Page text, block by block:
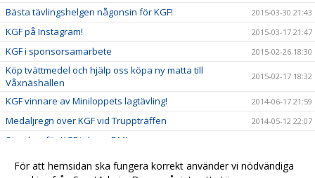
Bästa tävlingshelgen någonsin för KGF! 2015-03-30 21:43
KGF på Instagram! 2015-03-17 21:47
KGF i sponsorsamarbete 2015-02-26 18:30
Köp tvättmedel och hjälp oss köpa ny matta till
Våxnäshallen
2015-02-17 18:32
KGF vinnare av Miniloppets lagtävling! 2014-06-17 21:59
Medaljregn över KGF vid Truppträffen 2014-05-12 22:07
Storslam för KGF i cheer-DM!
Nya framgångar för KGFs cheertjejer! 2014-03-17 22:02
För att hemsidan ska fungera korrekt använder vi nödvändiga